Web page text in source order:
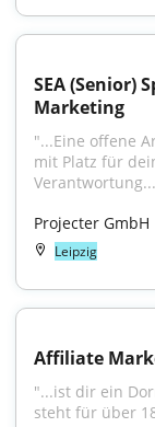
SEA (Senior)
Marketing
"...Eine offene
mit Platz für
Projecter GmbH
Leipzig
Affiliate
"...ist dir ein
steht für über